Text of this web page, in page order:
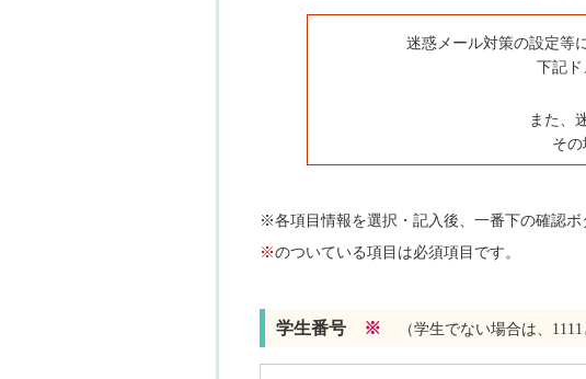
迷惑メール対策の設定等
下記ド
また、
その
※各項目情報を選択・記入後、一番下の確認ボ
※のついている項目は必須項目です。
学生番号 ※ （学生でない場合は、